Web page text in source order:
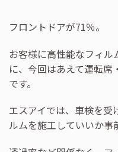
フロントドアが71％。
お客様に高性能なフィル
に、今回はあえて運転
です。
エスアイでは、車検を受
ルムを施工していいか事